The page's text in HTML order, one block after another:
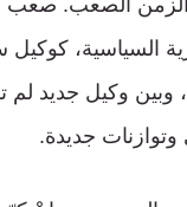
الزمن الصعب.
السياسية،
وكيل جديد لم
وتوازنات جديدة.